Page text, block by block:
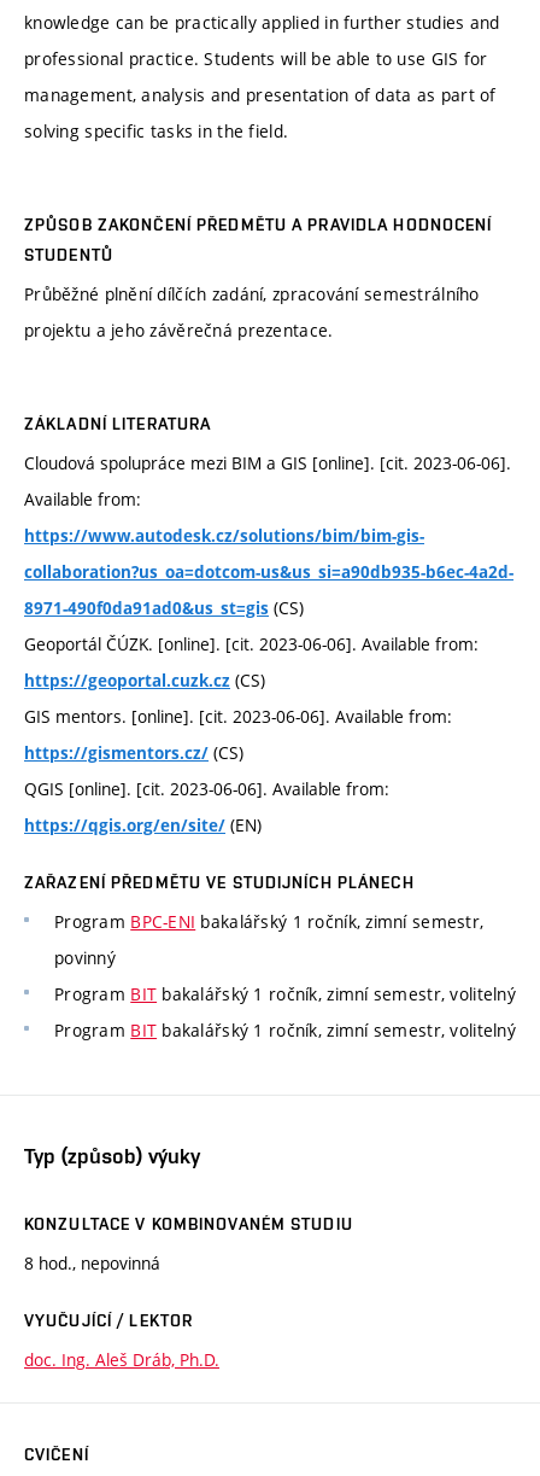
knowledge can be practically applied in further studies and
professional practice. Students will be able to use GIS for
management, analysis and presentation of data as part of
solving specific tasks in the field.
ZPŮSOB ZAKONČENÍ PŘEDMĚTU A PRAVIDLA HODNOCENÍ
STUDENTŮ
Průběžné plnění dílčích zadání, zpracování semestrálního
projektu a jeho závěrečná prezentace.
ZÁKLADNÍ LITERATURA
Cloudová spolupráce mezi BIM a GIS [online]. [cit. 2023-06-06].
Available from:
https://www.autodesk.cz/solutions/bim/bim-gis-
collaboration?us_oa=dotcom-us&us_si=a90db935-b6ec-4a2d-
8971-490f0da91ad0&us_st=gis (CS)
Geoportál ČÚZK. [online]. [cit. 2023-06-06]. Available from:
https://geoportal.cuzk.cz (CS)
GIS mentors. [online]. [cit. 2023-06-06]. Available from:
https://gismentors.cz/ (CS)
QGIS [online]. [cit. 2023-06-06]. Available from:
https://qgis.org/en/site/ (EN)
ZAŘAZENÍ PŘEDMĚTU VE STUDIJNÍCH PLÁNECH
Program BPC-ENI bakalářský 1 ročník, zimní semestr,
povinný
Program BIT bakalářský 1 ročník, zimní semestr, volitelný
Program BIT bakalářský 1 ročník, zimní semestr, volitelný
Typ (způsob) výuky
KONZULTACE V KOMBINOVANÉM STUDIU
8 hod., nepovinná
VYUČUJÍCÍ / LEKTOR
doc. Ing. Aleš Dráb, Ph.D.
CVIČENÍ